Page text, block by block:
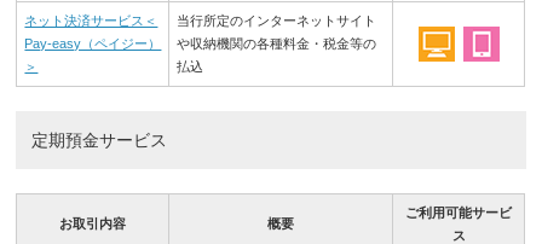
ネット決済サービス＜
Pay-easy（ペイジー）
＞
当行所定のインターネットサイト
や収納機関の各種料金・税金等の
払込
定期預金サービス
お取引内容 概要
ご利用可能サービ
ス